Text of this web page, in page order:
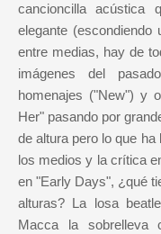
cancioncilla acústica
elegante (escondiendo
entre medias, hay de
imágenes del
homenajes ("New") y
Her" pasando por
de altura pero lo que
los medios y la crítica
en "Early Days", ¿qué
alturas? La losa
Macca la sobrelleva